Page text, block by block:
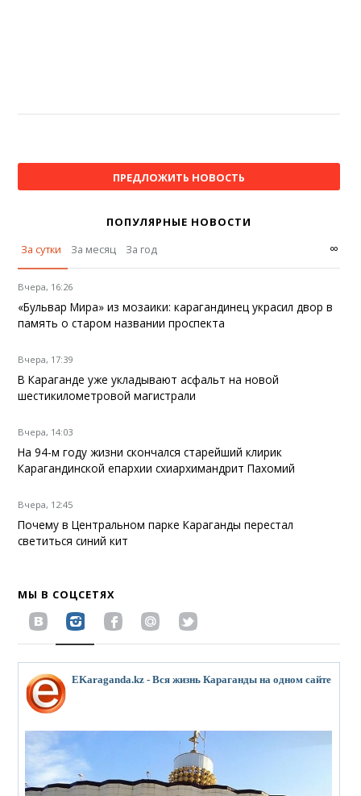
ПРЕДЛОЖИТЬ НОВОСТЬ
ПОПУЛЯРНЫЕ НОВОСТИ
За сутки
За месяц За год ∞
Вчера, 16:26
«Бульвар Мира» из мозаики: карагандинец украсил двор в
память о старом названии проспекта
Вчера, 17:39
В Караганде уже укладывают асфальт на новой
шестикилометровой магистрали
Вчера, 14:03
На 94-м году жизни скончался старейший клирик
Карагандинской епархии схиархимандрит Пахомий
Вчера, 12:45
Почему в Центральном парке Караганды перестал
светиться синий кит
МЫ В СОЦСЕТЯХ
EKaraganda.kz - Вся жизнь Караганды на одном сайте